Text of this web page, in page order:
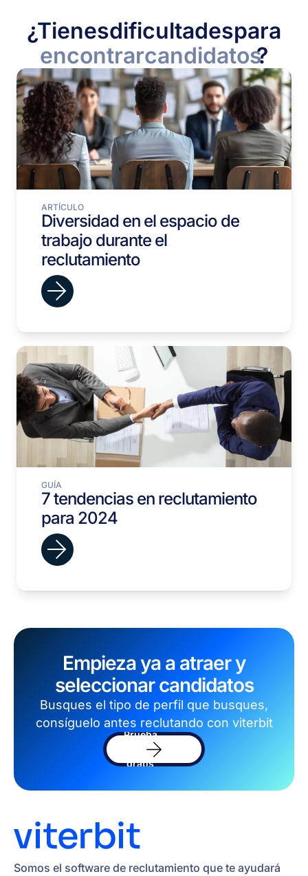
¿Tienesdificultadespara
encontrarcandidatos?
ARTÍCULO
Diversidad en el espacio de
trabajo durante el
reclutamiento
GUÍA
7 tendencias en reclutamiento
para 2024
Empieza ya a atraer y
seleccionar candidatos
Busques el tipo de perfil que busques,
consíguelo antes reclutando con viterbit
Prueba
software
gratis
Somos el software de reclutamiento que te ayudará